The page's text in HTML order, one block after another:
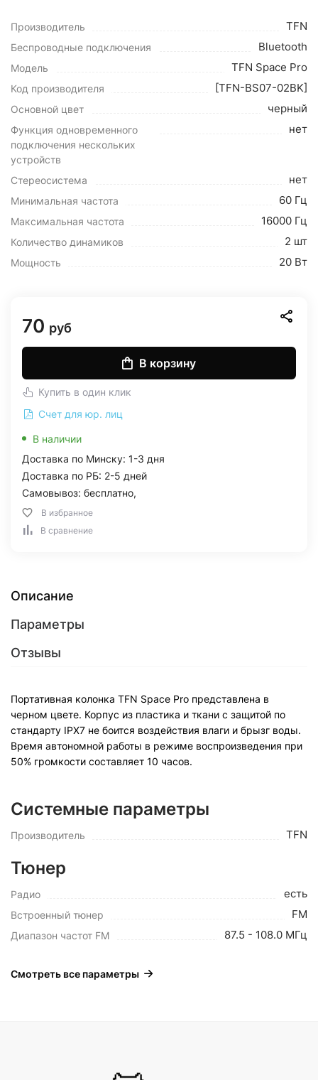
Производитель TFN
Беспроводные подключения Bluetooth
Модель TFN Space Pro
Код производителя [TFN-BS07-02BK]
Основной цвет черный
Функция одновременного
подключения нескольких
устройств
нет
Стереосистема нет
Минимальная частота 60 Гц
Максимальная частота 16000 Гц
Количество динамиков 2 шт
Мощность 20 Вт
70 руб
В корзину
Купить в один клик
Счет для юр. лиц
В наличии
Доставка по Минску: 1-3 дня
Доставка по РБ: 2-5 дней
Самовывоз: бесплатно,
В избранное
В сравнение
Описание
Параметры
Отзывы
Портативная колонка TFN Space Pro представлена в
черном цвете. Корпус из пластика и ткани с защитой по
стандарту IPX7 не боится воздействия влаги и брызг воды.
Время автономной работы в режиме воспроизведения при
50% громкости составляет 10 часов.
Системные параметры
Производитель TFN
Тюнер
Радио есть
Встроенный тюнер FM
Диапазон частот FM 87.5 - 108.0 МГц
Смотреть все параметры